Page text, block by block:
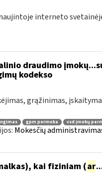
interneto
draudimo
kodekso
grąžinimas,
gpm permoka
vsd įmokų
Mokesčių
kai fiziniam (ar